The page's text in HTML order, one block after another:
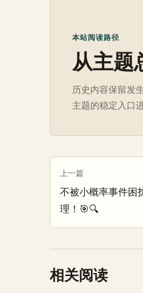
本站阅读路径
从主题
历史内容保留发
主题的稳定入口进
上一篇
不被小概率事件困
理！🎯🔍
相关阅读